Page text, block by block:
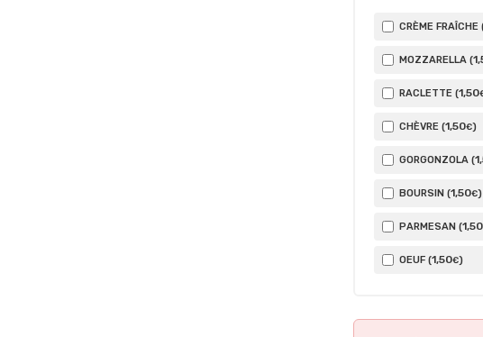
CRÈME FRAÎCHE
MOZZARELLA (1
RACLETTE (1,50
CHÈVRE (1,50€)
GORGONZOLA (1
BOURSIN (1,50€)
PARMESAN (1,50
OEUF (1,50€)